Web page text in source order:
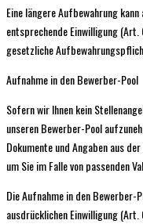
Eine längere Aufbewahrung
entsprechende Einwilligung
gesetzliche
Aufnahme in den Bewerber-Pool
Sofern wir Ihnen kein
unseren Bewerber-Pool
Dokumente und Angaben aus
um Sie im Falle von passenden
Die Aufnahme in den
ausdrücklichen Einwilligung (Art.